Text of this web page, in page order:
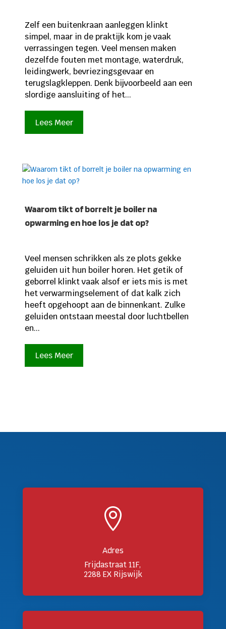
Zelf een buitenkraan aanleggen klinkt
simpel, maar in de praktijk kom je vaak
verrassingen tegen. Veel mensen maken
dezelfde fouten met montage, waterdruk,
leidingwerk, bevriezingsgevaar en
terugslagkleppen. Denk bijvoorbeeld aan een
slordige aansluiting of het...
Lees Meer
Waarom tikt of borrelt je boiler na
opwarming en hoe los je dat op?
Veel mensen schrikken als ze plots gekke
geluiden uit hun boiler horen. Het getik of
geborrel klinkt vaak alsof er iets mis is met
het verwarmingselement of dat kalk zich
heeft opgehoopt aan de binnenkant. Zulke
geluiden ontstaan meestal door luchtbellen
en...
Lees Meer

Adres
Frijdastraat 11F,
2288 EX Rijswijk